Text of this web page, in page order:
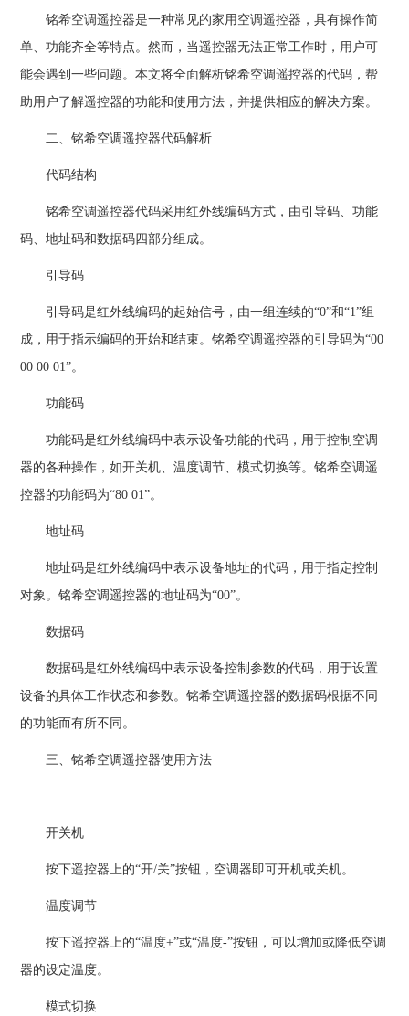
铭希空调遥控器是一种常见的家用空调遥控器，具有操作简
单、功能齐全等特点。然而，当遥控器无法正常工作时，用户可
能会遇到一些问题。本文将全面解析铭希空调遥控器的代码，帮
助用户了解遥控器的功能和使用方法，并提供相应的解决方案。
二、铭希空调遥控器代码解析
代码结构
铭希空调遥控器代码采用红外线编码方式，由引导码、功能
码、地址码和数据码四部分组成。
引导码
引导码是红外线编码的起始信号，由一组连续的“0”和“1”组
成，用于指示编码的开始和结束。铭希空调遥控器的引导码为“00
00 00 01”。
功能码
功能码是红外线编码中表示设备功能的代码，用于控制空调
器的各种操作，如开关机、温度调节、模式切换等。铭希空调遥
控器的功能码为“80 01”。
地址码
地址码是红外线编码中表示设备地址的代码，用于指定控制
对象。铭希空调遥控器的地址码为“00”。
数据码
数据码是红外线编码中表示设备控制参数的代码，用于设置
设备的具体工作状态和参数。铭希空调遥控器的数据码根据不同
的功能而有所不同。
三、铭希空调遥控器使用方法
开关机
按下遥控器上的“开/关”按钮，空调器即可开机或关机。
温度调节
按下遥控器上的“温度+”或“温度-”按钮，可以增加或降低空调
器的设定温度。
模式切换